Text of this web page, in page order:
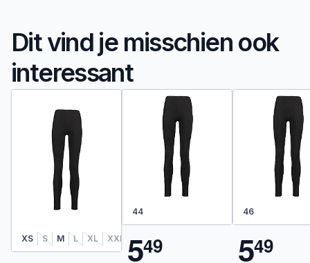
Dit vind je misschien ook
interessant
XS S M L XL XXL
44
549
46
549